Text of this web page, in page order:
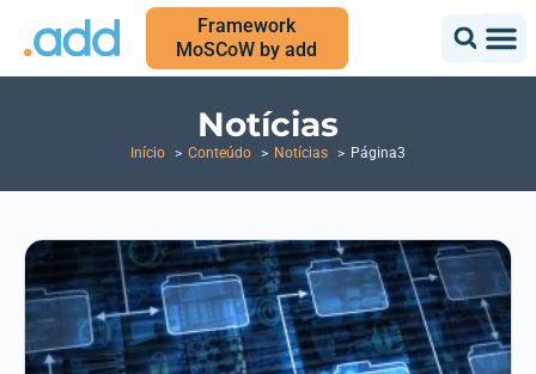
Framework
MoSCoW by add
Notícias
Início Conteúdo Notícias Página3